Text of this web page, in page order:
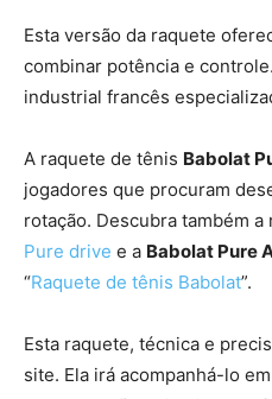
Esta versão da raquete
combinar potência e
industrial francês
A raquete de tênis Babolat
jogadores que procuram
rotação. Descubra também
Pure drive e a Babolat Pure
“Raquete de tênis Babolat”.
Esta raquete, técnica e
site. Ela irá acompanhá-lo